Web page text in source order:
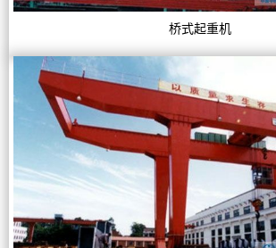
桥式起重机